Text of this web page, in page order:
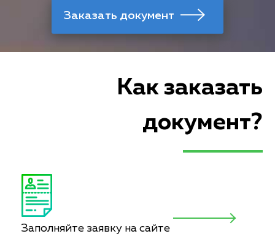
Как заказать
документ?
Заполняйте заявку на сайте